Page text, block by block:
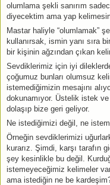
olumlama şekli sanırım
diyecektim ama yap
Mastar haliyle “olumlamak”
kullanırsak, ismin yanı sıra
bir kişinin ağzından çıkan
Sevdiklerimiz için iyi
çoğumuz bunları olumsuz
istemediğimizin mesajını
dokunamıyor. Üstelik istek
dolaşıp bize geri geliyor.
Ne istediğimizi değil, ne
Örneğin sevdiklerimizi
kurarız. Şimdi, karşı tarafın
şey kesinlikle bu değil.
istemeyeceğimiz kelimeler
ama istediğin ne be